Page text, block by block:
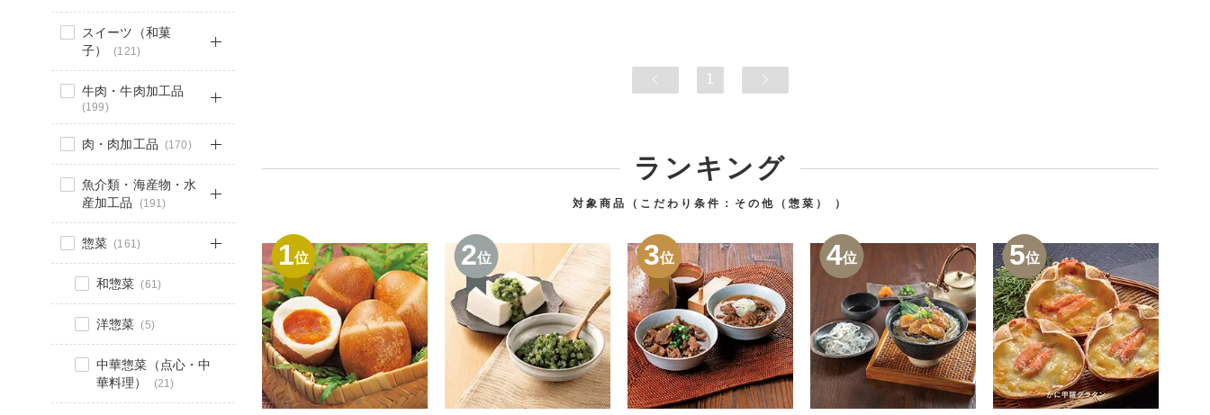
スイーツ（和菓
子）
(121)
牛肉・牛肉加工品
(199)
肉・肉加工品 (170)
魚介類・海産物・水
産加工品
(191)
惣菜 (161)
和惣菜 (61)
洋惣菜 (5)
中華惣菜（点心・中
華料理）
(21)
1
ランキング
対象商品（こだわり条件： その他（惣菜） ）
1位 2位 3位 4位 5位